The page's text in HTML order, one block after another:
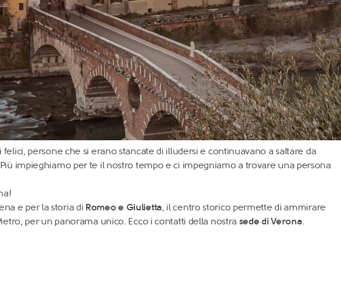
persone che si erano stancate di illudersi e continuavano a saltare da
impieghiamo per te il nostro tempo e ci impegniamo a trovare una persona
e per la storia di Romeo e Giulietta, il centro storico permette di ammirare
per un panorama unico. Ecco i contatti della nostra sede di Verona.